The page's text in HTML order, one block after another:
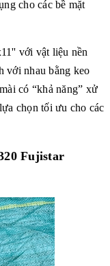
cho các bề mặt
với vật liệu nền
với nhau bằng keo
có “khả năng” xử
chọn tối ưu cho các
Fujistar